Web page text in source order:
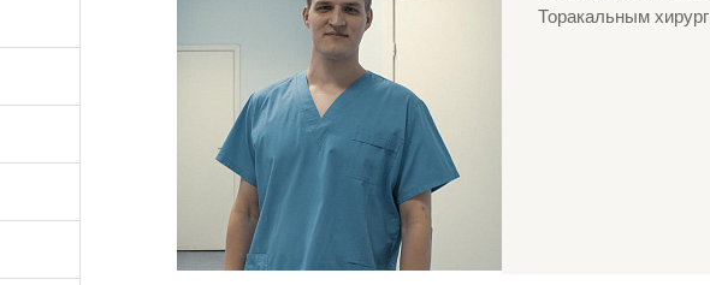
Торакальным хирург